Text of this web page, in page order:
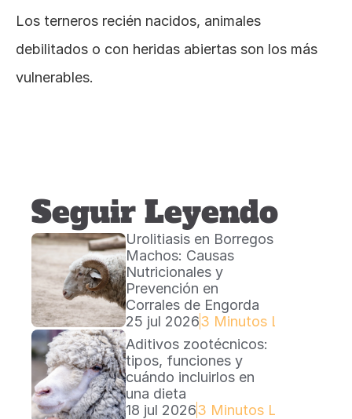
Los terneros recién nacidos, animales
debilitados o con heridas abiertas son los más
vulnerables.
Seguir Leyendo
Urolitiasis en Borregos
Machos: Causas
Nutricionales y
Prevención en
Corrales de Engorda
25 jul 20263 Minutos Lectura
Aditivos zootécnicos:
tipos, funciones y
cuándo incluirlos en
una dieta
18 jul 20263 Minutos Lectura